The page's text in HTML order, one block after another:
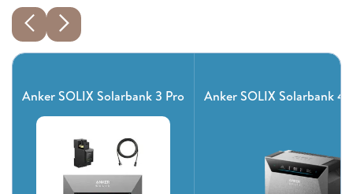
Anker SOLIX Solarbank 3 Pro Anker SOLIX Solarbank 4